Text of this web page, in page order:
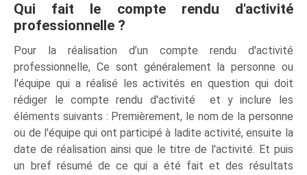
Qui fait le compte rendu d'activité
professionnelle ?
Pour la réalisation d’un compte rendu d'activité
professionnelle, Ce sont généralement la personne ou
l'équipe qui a réalisé les activités en question qui doit
rédiger le compte rendu d'activité et y inclure les
éléments suivants : Premièrement, le nom de la personne
ou de l'équipe qui ont participé à ladite activité, ensuite la
date de réalisation ainsi que le titre de l'activité. Et puis
un bref résumé de ce qui a été fait et des résultats